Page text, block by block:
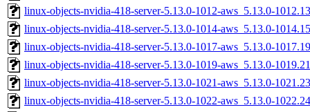
linux-objects-nvidia-418-server-5.13.0-1012-aws_5.13.0-
linux-objects-nvidia-418-server-5.13.0-1014-aws_5.13.0-
linux-objects-nvidia-418-server-5.13.0-1017-aws_5.13.0-
linux-objects-nvidia-418-server-5.13.0-1019-aws_5.13.0-
linux-objects-nvidia-418-server-5.13.0-1021-aws_5.13.0-
linux-objects-nvidia-418-server-5.13.0-1022-aws_5.13.0-